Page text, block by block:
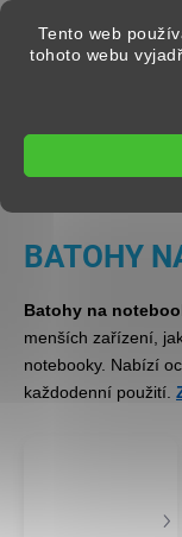
Tento web
tohoto webu
Přejít na obsah
TAŠKY A
BATOHY
Batohy na
menších zařízení,
notebooky. Nabízí
každodenní použití.